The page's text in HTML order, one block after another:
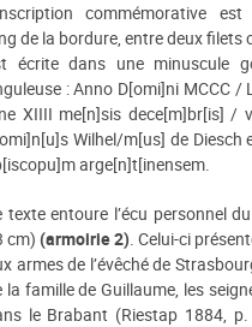
commémorative
de la bordure, entre deux filets
écrite dans une minuscule
: Anno D[omi]ni MCCC /
XIIII me[n]sis dece[m]br[is] /
Wilhel/m[us] de Diesch
arge[n]t[inensem.
texte entoure l’écu personnel
cm) (armoirie 2). Celui-ci
armes de l’évêché de
la famille de Guillaume, les
le Brabant (Riestap 1884,